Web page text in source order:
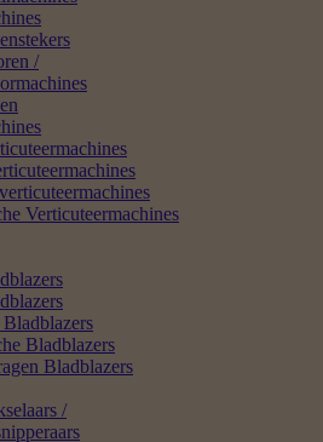
/
Verticuteermachines
Bladblazers
Bladblazers
/